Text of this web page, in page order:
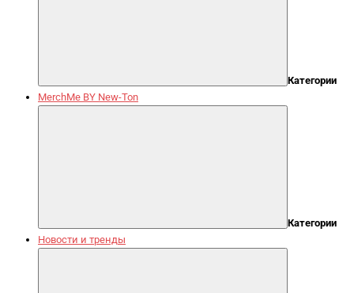
Категории
MerchMe BY New-Ton
Категории
Новости и тренды